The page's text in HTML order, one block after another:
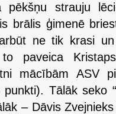
pēkšņu strauju
brālis ģimenē
ne tik krasi
paveica
mācībām ASV
Tālāk seko
– Dāvis